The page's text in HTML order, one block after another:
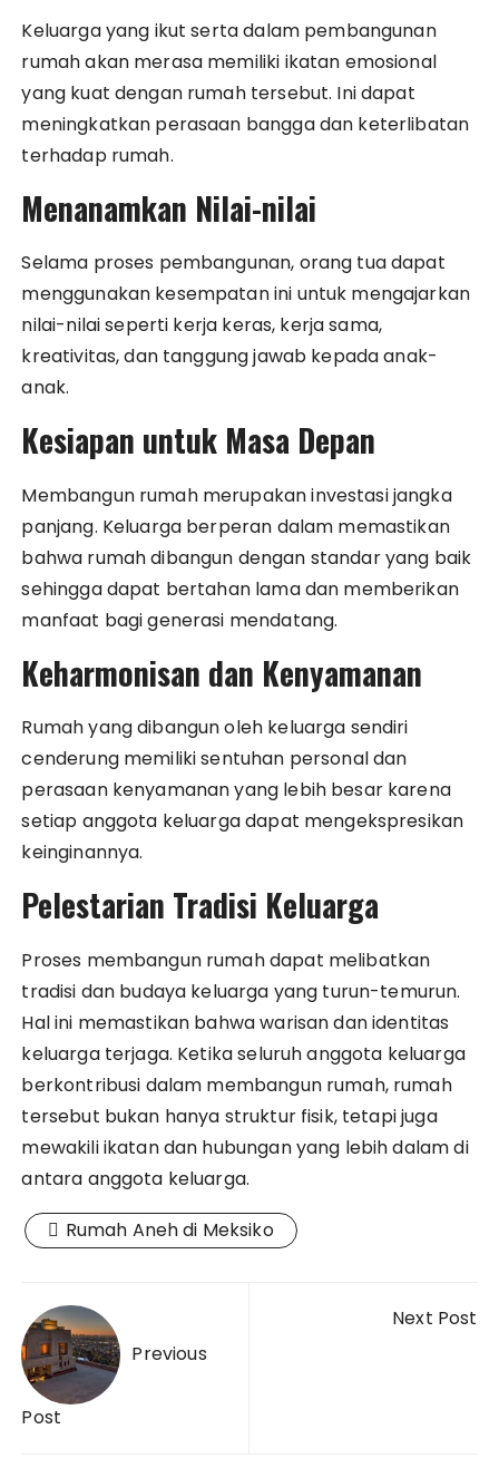
Keluarga yang ikut serta dalam pembangunan
rumah akan merasa memiliki ikatan emosional
yang kuat dengan rumah tersebut. Ini dapat
meningkatkan perasaan bangga dan keterlibatan
terhadap rumah.
Menanamkan Nilai-nilai
Selama proses pembangunan, orang tua dapat
menggunakan kesempatan ini untuk mengajarkan
nilai-nilai seperti kerja keras, kerja sama,
kreativitas, dan tanggung jawab kepada anak-
anak.
Kesiapan untuk Masa Depan
Membangun rumah merupakan investasi jangka
panjang. Keluarga berperan dalam memastikan
bahwa rumah dibangun dengan standar yang baik
sehingga dapat bertahan lama dan memberikan
manfaat bagi generasi mendatang.
Keharmonisan dan Kenyamanan
Rumah yang dibangun oleh keluarga sendiri
cenderung memiliki sentuhan personal dan
perasaan kenyamanan yang lebih besar karena
setiap anggota keluarga dapat mengekspresikan
keinginannya.
Pelestarian Tradisi Keluarga
Proses membangun rumah dapat melibatkan
tradisi dan budaya keluarga yang turun-temurun.
Hal ini memastikan bahwa warisan dan identitas
keluarga terjaga. Ketika seluruh anggota keluarga
berkontribusi dalam membangun rumah, rumah
tersebut bukan hanya struktur fisik, tetapi juga
mewakili ikatan dan hubungan yang lebih dalam di
antara anggota keluarga.
Rumah Aneh di Meksiko
Post
navigation
Previous
Post
Next Post